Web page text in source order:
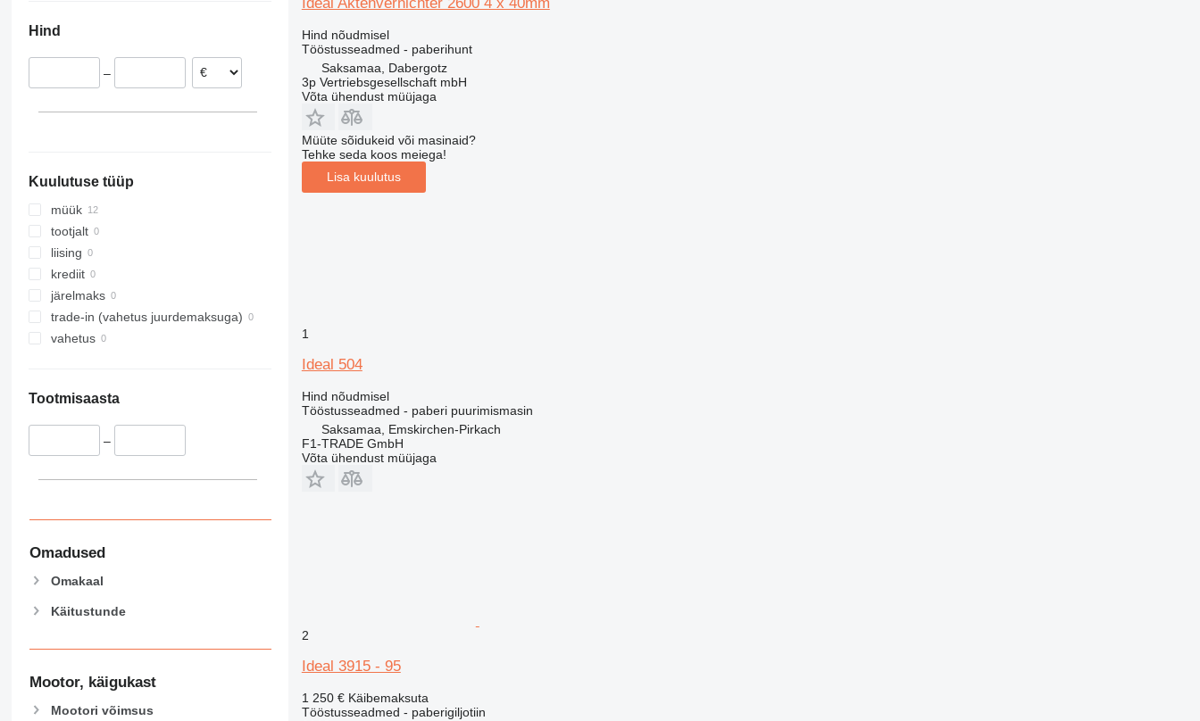
Holland
Hispaania
Hind
–
Kuulutuse tüüp
müük
tootjalt
liising
krediit
järelmaks
trade-in (vahetus juurdemaksuga)
vahetus
Tootmisaasta
–
Omadused
Omakaal
Käitustunde
Mootor, käigukast
Mootori võimsus
Hind nõudmisel
Tööstusseadmed - paberihunt
Saksamaa, Dabergotz
3p Vertriebsgesellschaft mbH
Võta ühendust müüjaga
Müüte sõidukeid või masinaid?
Tehke seda koos meiega!
Lisa kuulutus
1
Ideal 504
Hind nõudmisel
Tööstusseadmed - paberi puurimismasin
Saksamaa, Emskirchen-Pirkach
F1-TRADE GmbH
Võta ühendust müüjaga
2
Ideal 3915 - 95
1 250 € Käibemaksuta
Tööstusseadmed - paberigiljotiin